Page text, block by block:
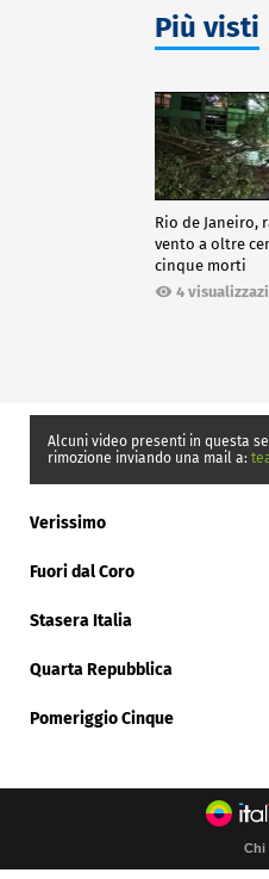
Più visti
Rio de Janeiro,
vento a oltre
cinque morti
4
Alcuni video presenti in questa
rimozione inviando una mail a:
Verissimo
Fuori dal Coro
Stasera Italia
Quarta Repubblica
Pomeriggio Cinque
Chi